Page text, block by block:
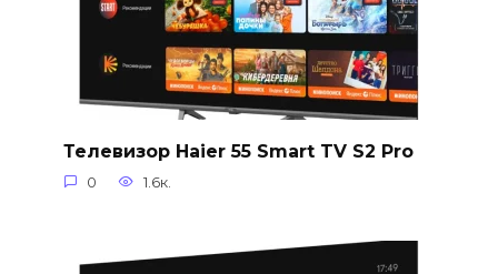
Телевизор Haier 55 Smart TV S2 Pro
0 1.6к.